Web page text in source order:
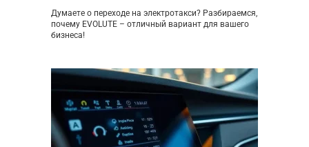
Думаете о переходе на электротакси? Разбираемся,
почему EVOLUTE – отличный вариант для вашего
бизнеса!